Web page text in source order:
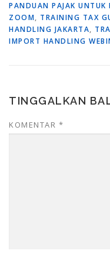
PANDUAN PAJAK UNTUK
ZOOM, TRAINING TAX
HANDLING JAKARTA,
IMPORT HANDLING
TINGGALKAN
KOMENTAR *